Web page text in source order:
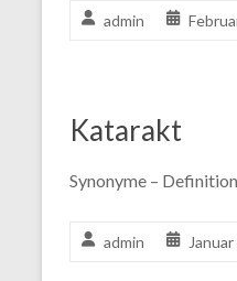
admin
Katarakt
Synonyme –
admin